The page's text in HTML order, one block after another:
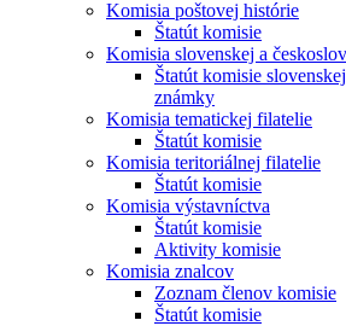
Komisia poštovej histórie
Štatút komisie
Komisia slovenskej a
Štatút komisie
známky
Komisia tematickej filatelie
Štatút komisie
Komisia teritoriálnej filatelie
Štatút komisie
Komisia výstavníctva
Štatút komisie
Aktivity komisie
Komisia znalcov
Zoznam členov komisie
Štatút komisie